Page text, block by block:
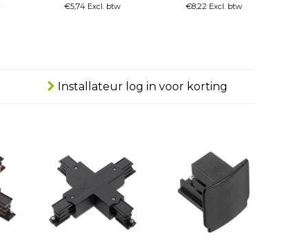
€5,74 Excl. btw €8,22 Excl. btw
Installateur log in voor korting